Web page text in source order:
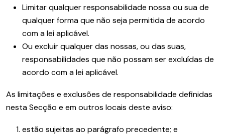
Limitar qualquer responsabilidade nossa ou sua de
qualquer forma que não seja permitida de acordo
com a lei aplicável.
Ou excluir qualquer das nossas, ou das suas,
responsabilidades que não possam ser excluídas de
acordo com a lei aplicável.
As limitações e exclusões de responsabilidade definidas
nesta Secção e em outros locais deste aviso:
estão sujeitas ao parágrafo precedente; e